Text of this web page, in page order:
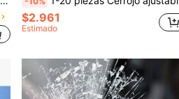
$2.961
Estimado